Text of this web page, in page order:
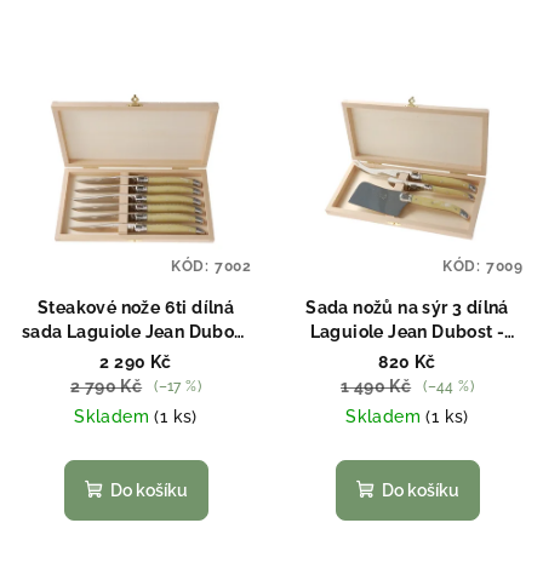
Steakové nože 6ti dílná
sada Laguiole Jean Dubost
- imitace slonoviny
2 290 Kč
2 790 Kč
(–17 %)
Skladem(1 ks)
Do košíku
KÓD: 7002
Sada nožů na sýr 3 dílná
Laguiole Jean Dubost -
imitace slonoviny
820 Kč
1 490 Kč
(–44 %)
Skladem(1 ks)
Do košíku
KÓD: 7009